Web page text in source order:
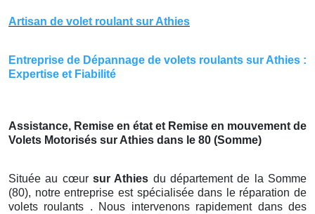
Artisan de volet roulant sur Athies
Entreprise de Dépannage de volets roulants sur Athies :
Expertise et Fiabilité
Assistance, Remise en état et Remise en mouvement de
Volets Motorisés sur Athies dans le 80 (Somme)
Située au cœur sur Athies du département de la Somme
(80), notre entreprise est spécialisée dans le réparation de
volets roulants . Nous intervenons rapidement dans des